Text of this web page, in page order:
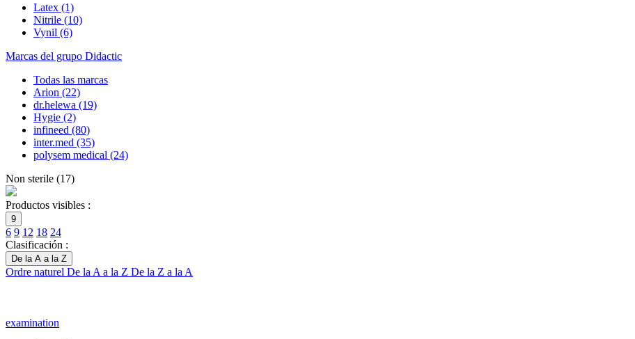
Latex (1)
Nitrile (10)
Vynil (6)
Marcas del grupo Didactic
Todas las marcas
Arion (22)
dr.helewa (19)
Hygie (2)
infineed (80)
inter.med (35)
polysem medical (24)
Non sterile (17)
Productos visibles :
9
6 9 12 18 24
Clasificación :
De la A a la Z
Ordre naturel De la A a la Z De la Z a la A
examination